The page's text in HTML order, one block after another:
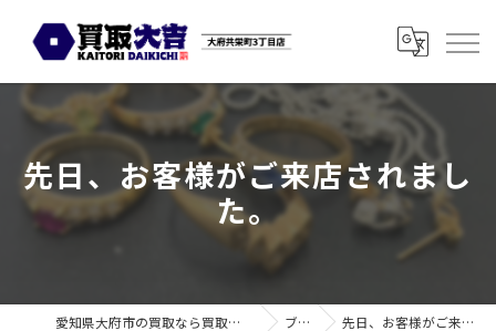
先日、お客様がご来店されまし
た。
愛知県大府市の買取なら買取大吉 大府共栄町3丁目店 ブログ 先日、お客様がご来店されました。